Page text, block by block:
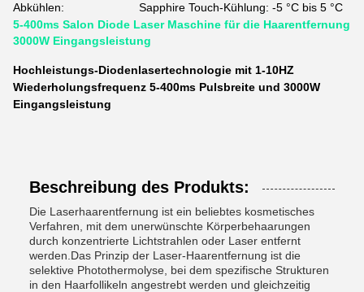
Abkühlen:
Sapphire Touch-Kühlung: -5 °C bis 5 °C
5-400ms Salon Diode Laser Maschine für die Haarentfernung
3000W Eingangsleistung
Hochleistungs-Diodenlasertechnologie mit 1-10HZ
Wiederholungsfrequenz 5-400ms Pulsbreite und 3000W
Eingangsleistung
Beschreibung des Produkts:
Die Laserhaarentfernung ist ein beliebtes kosmetisches
Verfahren, mit dem unerwünschte Körperbehaarungen
durch konzentrierte Lichtstrahlen oder Laser entfernt
werden.Das Prinzip der Laser-Haarentfernung ist die
selektive Photothermolyse, bei dem spezifische Strukturen
in den Haarfollikeln angestrebt werden und gleichzeitig